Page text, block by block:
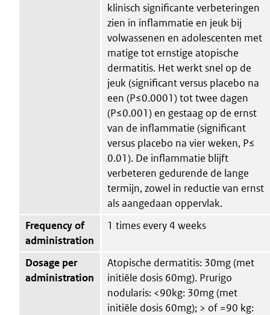
klinisch significante verbeteringen
zien in inflammatie en jeuk bij
volwassenen en adolescenten met
matige tot ernstige atopische
dermatitis. Het werkt snel op de
jeuk (significant versus placebo na
een (P≤0.0001) tot twee dagen
(P≤0.001) en gestaag op de ernst
van de inflammatie (significant
versus placebo na vier weken, P≤
0.01). De inflammatie blijft
verbeteren gedurende de lange
termijn, zowel in reductie van ernst
als aangedaan oppervlak.
Frequency of
administration
1 times every 4 weeks
Dosage per
administration
Atopische dermatitis: 30mg (met
initiële dosis 60mg). Prurigo
nodularis: <90kg: 30mg (met
initiële dosis 60mg); > of =90 kg: